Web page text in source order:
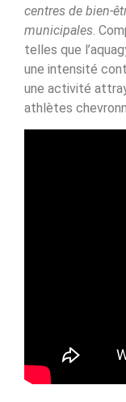
centres de bien-
municipales.
telles que
une intensité
une activité
athlètes